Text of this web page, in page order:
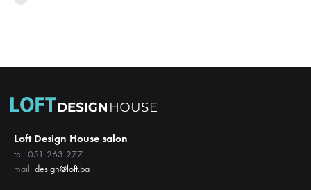
Loft Design House salon
tel: 051 263 277
mail: design@loft.ba